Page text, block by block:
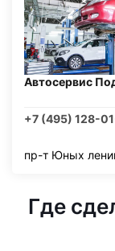
Автосервис
+7 (495) 128-
пр-т Юных
Где